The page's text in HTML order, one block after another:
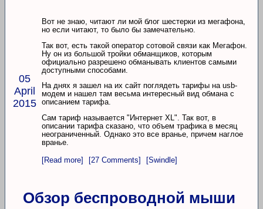
05
April
2015
Вот не знаю, читают ли мой блог шестерки из мегафона,
но если читают, то было бы замечательно.
Так вот, есть такой оператор сотовой связи как Мегафон.
Ну он из большой тройки обманщиков, которым
официально разрешено обманывать клиентов самыми
доступными способами.
На днях я зашел на их сайт поглядеть тарифы на usb-
модем и нашел там весьма интересный вид обмана с
описанием тарифа.
Сам тариф называется "Интернет XL". Так вот, в
описании тарифа сказано, что объем трафика в месяц
неограниченный. Однако это все вранье, причем наглое
вранье.
[Read more]
[27 Comments] [Swindle]
Обзор беспроводной мыши